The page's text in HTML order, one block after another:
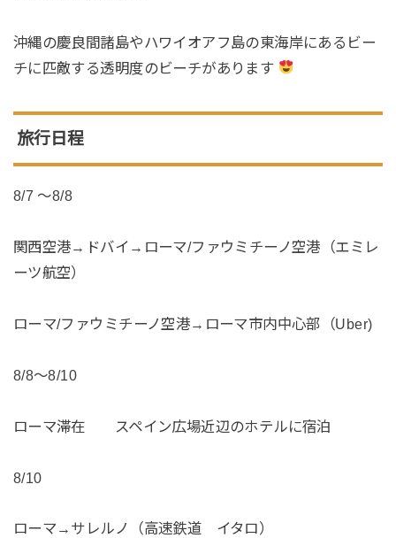
沖縄の慶良間諸島やハワイオアフ島の東海岸にあるビー
チに匹敵する透明度のビーチがあります
旅行日程
8/7 〜8/8
関西空港→ドバイ→ローマ/ファウミチーノ空港（エミレ
ーツ航空）
ローマ/ファウミチーノ空港→ローマ市内中心部（Uber)
8/8〜8/10
ローマ滞在 スペイン広場近辺のホテルに宿泊
8/10
ローマ→サレルノ（高速鉄道 イタロ）